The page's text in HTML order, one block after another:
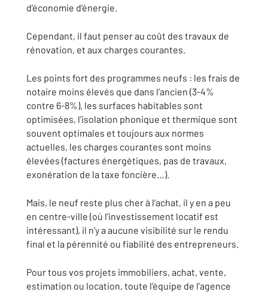
d’économie d’énergie.
Cependant, il faut penser au coût des travaux de
rénovation, et aux charges courantes.
Les points fort des programmes neufs : les frais de
notaire moins élevés que dans l’ancien (3-4%
contre 6-8%), les surfaces habitables sont
optimisées, l’isolation phonique et thermique sont
souvent optimales et toujours aux normes
actuelles, les charges courantes sont moins
élevées (factures énergétiques, pas de travaux,
exonération de la taxe foncière…).
Mais, le neuf reste plus cher à l’achat, il y en a peu
en centre-ville (où l’investissement locatif est
intéressant), il n’y a aucune visibilité sur le rendu
final et la pérennité ou fiabilité des entrepreneurs.
Pour tous vos projets immobiliers, achat, vente,
estimation ou location, toute l’équipe de l’agence